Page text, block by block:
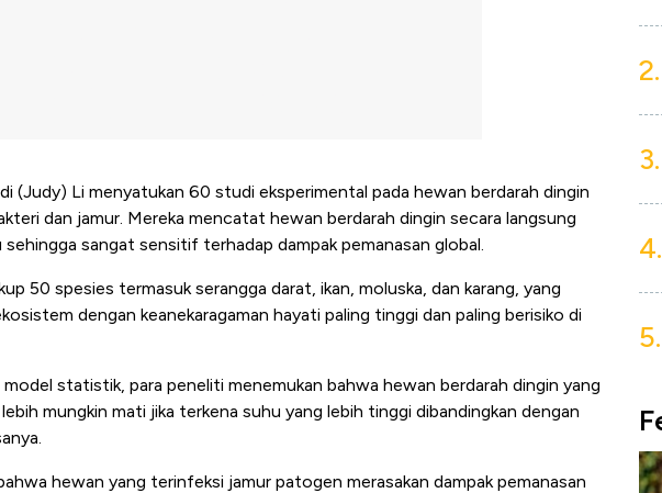
(Judy) Li menyatukan 60 studi eksperimental pada hewan berdarah dingin
dan jamur. Mereka mencatat hewan berdarah dingin secara langsung
sangat sensitif terhadap dampak pemanasan global.
50 spesies termasuk serangga darat, ikan, moluska, dan karang, yang
dengan keanekaragaman hayati paling tinggi dan paling berisiko di
statistik, para peneliti menemukan bahwa hewan berdarah dingin yang
mungkin mati jika terkena suhu yang lebih tinggi dibandingkan dengan
hewan yang terinfeksi jamur patogen merasakan dampak pemanasan
2.
3.
4.
5.